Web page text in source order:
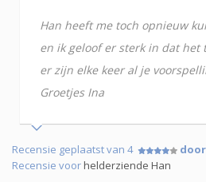
Han heeft me toch opnieuw
en ik geloof er sterk in dat het
er zijn elke keer al je
Groetjes Ina
Recensie geplaatst van 4
Recensie voorhelderziende Han